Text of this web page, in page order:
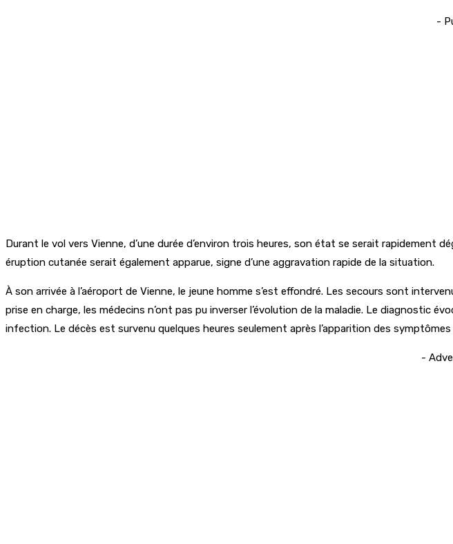
-
Durant le vol vers Vienne, d’une durée d’environ trois heures, son état se serait rapidement
éruption cutanée serait également apparue, signe d’une aggravation rapide de la situation.
À son arrivée à l’aéroport de Vienne, le jeune homme s’est effondré. Les secours sont
prise en charge, les médecins n’ont pas pu inverser l’évolution de la maladie. Le diagnostic
infection. Le décès est survenu quelques heures seulement après l’apparition des symptômes
-